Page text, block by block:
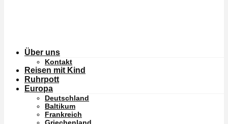
Über uns
Kontakt
Reisen mit Kind
Ruhrpott
Europa
Deutschland
Baltikum
Frankreich